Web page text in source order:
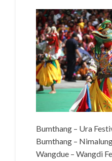
Bumthang – Ura
Bumthang –
Wangdue – Wangdi